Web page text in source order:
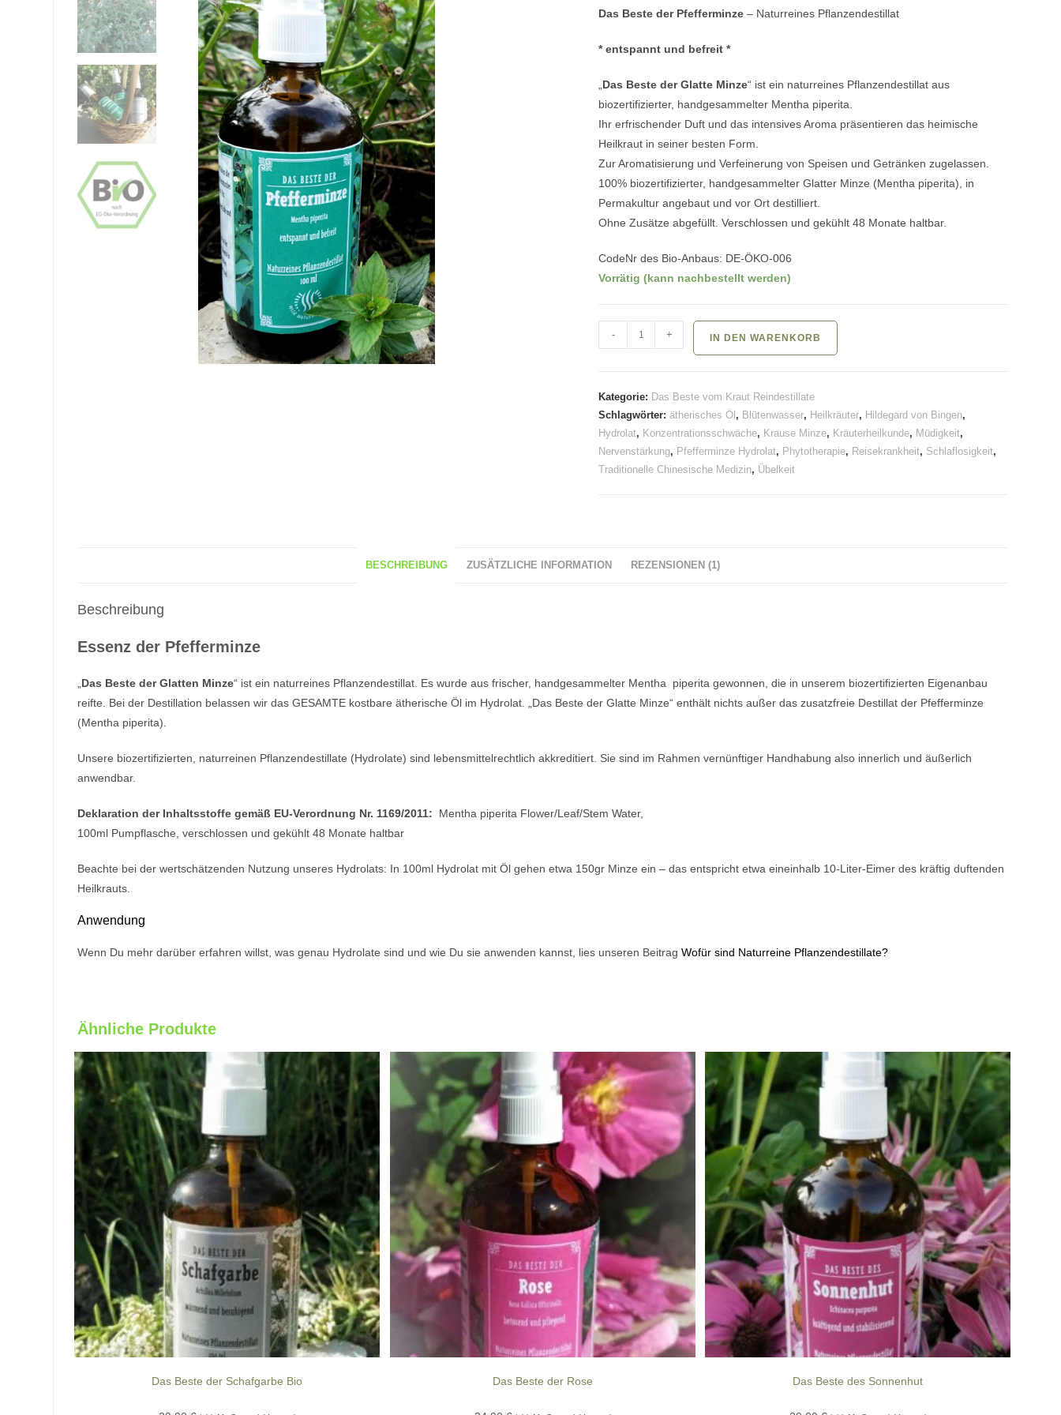
Kundenbewe
Das Beste der Pfefferminze – Naturreines Pflanzendestillat
* entspannt und befreit *
„Das Beste der Glatte Minze“ ist ein naturreines Pflanzendestillat aus
biozertifizierter, handgesammelter Mentha piperita.
Ihr erfrischender Duft und das intensives Aroma präsentieren das heimische
Heilkraut in seiner besten Form.
Zur Aromatisierung und Verfeinerung von Speisen und Getränken zugelassen.
100% biozertifizierter, handgesammelter Glatter Minze (Mentha piperita), in
Permakultur angebaut und vor Ort destilliert.
Ohne Zusätze abgefüllt. Verschlossen und gekühlt 48 Monate haltbar.
CodeNr des Bio-Anbaus: DE-ÖKO-006
Vorrätig (kann nachbestellt werden)
Beste
Minze
(Pfefferminze)
Menge
- + IN DEN WARENKORB
Kategorie: Das Beste vom Kraut Reindestillate
Schlagwörter:ätherisches Öl , Blütenwasser, Heilkräuter, Hildegard von Bingen,
Hydrolat, Konzentrationsschwäche, Krause Minze, Kräuterheilkunde, Müdigkeit,
Nervenstärkung, Pfefferminze Hydrolat, Phytotherapie, Reisekrankheit, Schlaflosigkeit,
Traditionelle Chinesische Medizin, Übelkeit
BESCHREIBUNG ZUSÄTZLICHE INFORMATION REZENSIONEN (1)
Beschreibung
Essenz der Pfefferminze
„Das Beste der Glatten Minze“ ist ein naturreines Pflanzendestillat. Es wurde aus frischer, handgesammelter Mentha piperita gewonnen, die in unserem biozertifizierten Eigenanbau
reifte. Bei der Destillation belassen wir das GESAMTE kostbare ätherische Öl im Hydrolat. „Das Beste der Glatte Minze“ enthält nichts außer das zusatzfreie Destillat der Pfefferminze
(Mentha piperita).
Unsere biozertifizierten, naturreinen Pflanzendestillate (Hydrolate) sind lebensmittelrechtlich akkreditiert. Sie sind im Rahmen vernünftiger Handhabung also innerlich und äußerlich
anwendbar.
Deklaration der Inhaltsstoffe gemäß EU-Verordnung Nr. 1169/2011:
Mentha piperita Flower/Leaf/Stem Water,
100ml Pumpflasche, verschlossen und gekühlt 48 Monate haltbar
Beachte bei der wertschätzenden Nutzung unseres Hydrolats: In 100ml Hydrolat mit Öl gehen etwa 150gr Minze ein – das entspricht etwa eineinhalb 10-Liter-Eimer des kräftig duftenden
Heilkrauts.
Anwendung
Wenn Du mehr darüber erfahren willst, was genau Hydrolate sind und wie Du sie anwenden kannst, lies unseren BeitragWofür sind Naturreine Pflanzendestillate?
Ähnliche Produkte
Das Beste der Schafgarbe Bio Das Beste der Rose Das Beste des Sonnenhut